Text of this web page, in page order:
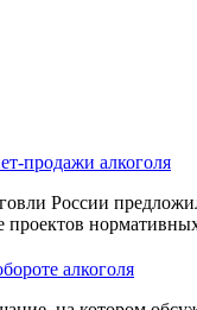
продажи алкоголя
России
алкоголя